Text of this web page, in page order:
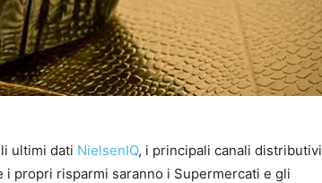
ultimi dati NielsenIQ, i principali canali distributivi
propri risparmi saranno i Supermercati e gli